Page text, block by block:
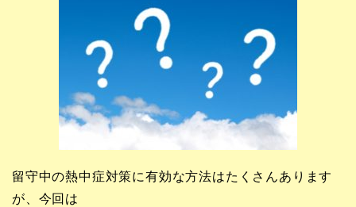
留守中の熱中症対策に有効な方法はたくさんあります
が、今回は